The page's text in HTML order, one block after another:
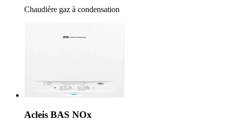
Chaudière gaz à condensation
Acleis BAS NOx